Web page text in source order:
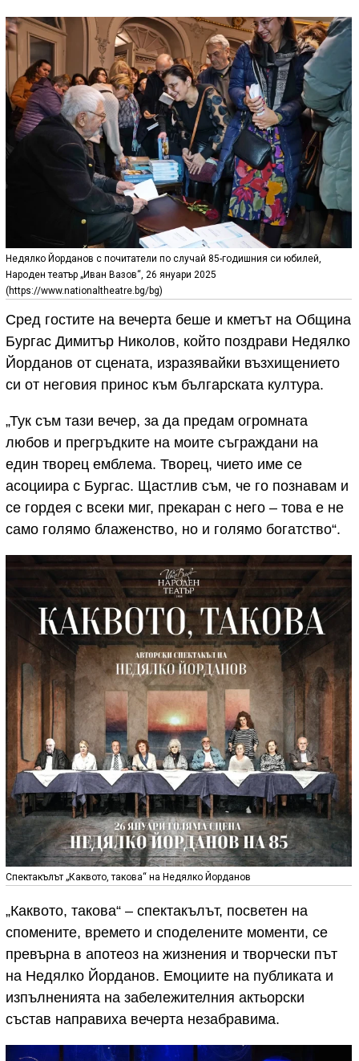
Недялко Йорданов с почитатели по случай 85-годишния си юбилей,
Народен театър „Иван Вазов“, 26 януари 2025
(https://www.nationaltheatre.bg/bg)
Сред гостите на вечерта беше и кметът на Община
Бургас Димитър Николов, който поздрави Недялко
Йорданов от сцената, изразявайки възхищението
си от неговия принос към българската култура.
„Тук съм тази вечер, за да предам огромната
любов и прегръдките на моите съграждани на
един творец емблема. Творец, чието име се
асоциира с Бургас. Щастлив съм, че го познавам и
се гордея с всеки миг, прекаран с него – това е не
само голямо блаженство, но и голямо богатство“.
Спектакълът „Каквото, такова“ на Недялко Йорданов
„Каквото, такова“ – спектакълът, посветен на
спомените, времето и споделените моменти, се
превърна в апотеоз на жизнения и творчески път
на Недялко Йорданов. Емоциите на публиката и
изпълненията на забележителния актьорски
състав направиха вечерта незабравима.